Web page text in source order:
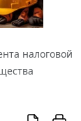
налоговой